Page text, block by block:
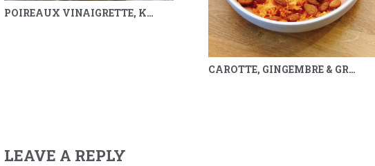
POIREAUX VINAIGRETTE, KUMQUAT, SARRASIN & MÉLILOT
CAROTTE, GINGEMBRE & GRENADE
LEAVE A REPLY